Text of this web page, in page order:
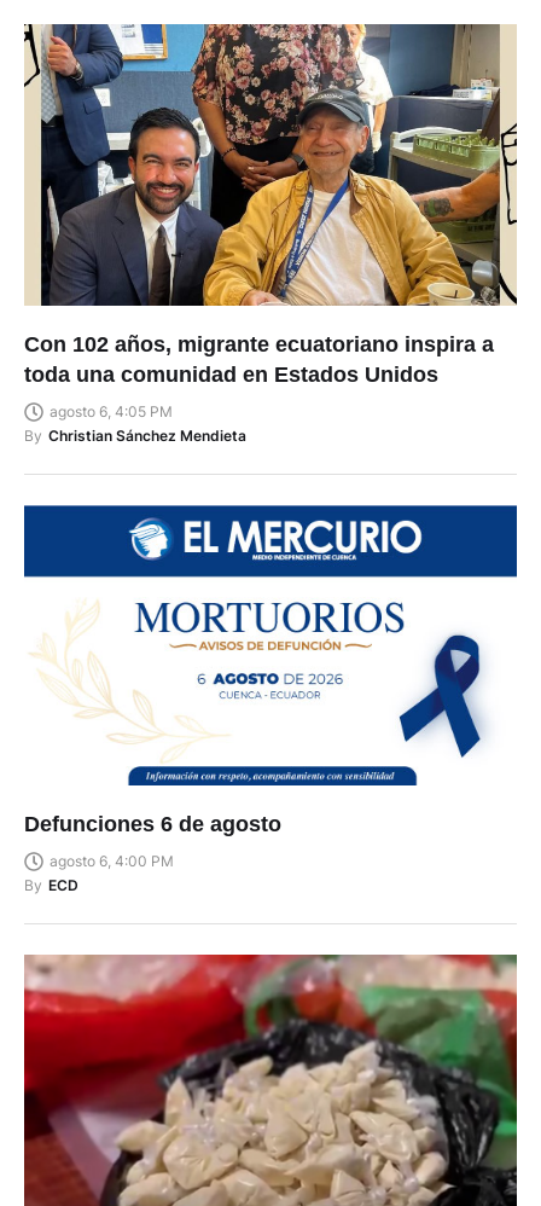
Con 102 años, migrante ecuatoriano inspira a
toda una comunidad en Estados Unidos
agosto 6, 4:05 PM
By Christian Sánchez Mendieta
Defunciones 6 de agosto
agosto 6, 4:00 PM
By ECD